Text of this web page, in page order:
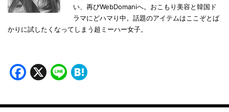
い、再びWebDomaniへ。おこもり美容と韓国ド
ラマにどハマり中。話題のアイテムはここぞとば
かりに試したくなってしまう超ミーハー女子。
Facebook
X Line